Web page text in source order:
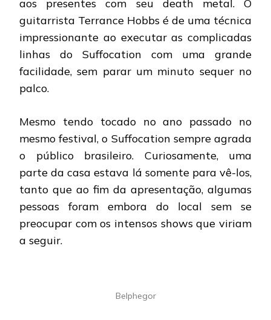
aos presentes com seu death metal. O
guitarrista Terrance Hobbs é de uma técnica
impressionante ao executar as complicadas
linhas do Suffocation com uma grande
facilidade, sem parar um minuto sequer no
palco.
Mesmo tendo tocado no ano passado no
mesmo festival, o Suffocation sempre agrada
o público brasileiro. Curiosamente, uma
parte da casa estava lá somente para vê-los,
tanto que ao fim da apresentação, algumas
pessoas foram embora do local sem se
preocupar com os intensos shows que viriam
a seguir.
Belphegor